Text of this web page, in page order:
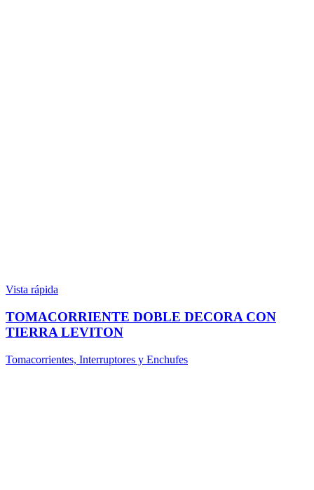
Vista rápida
TOMACORRIENTE DOBLE DECORA CON
TIERRA LEVITON
Tomacorrientes, Interruptores y Enchufes